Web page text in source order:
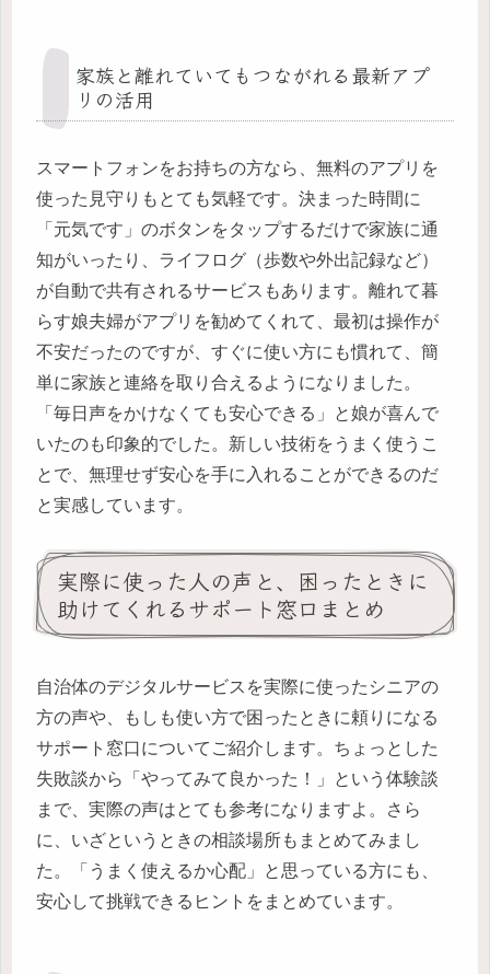
家族と離れていてもつながれる最新アプ
リの活用
スマートフォンをお持ちの方なら、無料のアプリを
使った見守りもとても気軽です。決まった時間に
「元気です」のボタンをタップするだけで家族に通
知がいったり、ライフログ（歩数や外出記録など）
が自動で共有されるサービスもあります。離れて暮
らす娘夫婦がアプリを勧めてくれて、最初は操作が
不安だったのですが、すぐに使い方にも慣れて、簡
単に家族と連絡を取り合えるようになりました。
「毎日声をかけなくても安心できる」と娘が喜んで
いたのも印象的でした。新しい技術をうまく使うこ
とで、無理せず安心を手に入れることができるのだ
と実感しています。
実際に使った人の声と、困ったときに
助けてくれるサポート窓口まとめ
自治体のデジタルサービスを実際に使ったシニアの
方の声や、もしも使い方で困ったときに頼りになる
サポート窓口についてご紹介します。ちょっとした
失敗談から「やってみて良かった！」という体験談
まで、実際の声はとても参考になりますよ。さら
に、いざというときの相談場所もまとめてみまし
た。「うまく使えるか心配」と思っている方にも、
安心して挑戦できるヒントをまとめています。